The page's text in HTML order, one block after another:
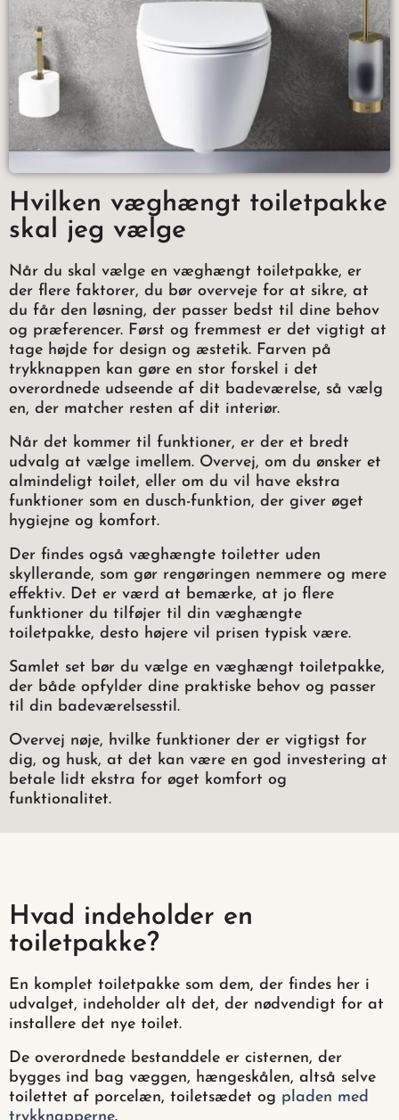
Hvilken væghængt toiletpakke
skal jeg vælge
Når du skal vælge en væghængt toiletpakke, er
der flere faktorer, du bør overveje for at sikre, at
du får den løsning, der passer bedst til dine behov
og præferencer. Først og fremmest er det vigtigt at
tage højde for design og æstetik. Farven på
trykknappen kan gøre en stor forskel i det
overordnede udseende af dit badeværelse, så vælg
en, der matcher resten af dit interiør.
Når det kommer til funktioner, er der et bredt
udvalg at vælge imellem. Overvej, om du ønsker et
almindeligt toilet, eller om du vil have ekstra
funktioner som en dusch-funktion, der giver øget
hygiejne og komfort.
Der findes også væghængte toiletter uden
skyllerande, som gør rengøringen nemmere og mere
effektiv. Det er værd at bemærke, at jo flere
funktioner du tilføjer til din væghængte
toiletpakke, desto højere vil prisen typisk være.
Samlet set bør du vælge en væghængt toiletpakke,
der både opfylder dine praktiske behov og passer
til din badeværelsesstil.
Overvej nøje, hvilke funktioner der er vigtigst for
dig, og husk, at det kan være en god investering at
betale lidt ekstra for øget komfort og
funktionalitet.
Hvad indeholder en
toiletpakke?
En komplet toiletpakke som dem, der findes her i
udvalget, indeholder alt det, der nødvendigt for at
installere det nye toilet.
De overordnede bestanddele er cisternen, der
bygges ind bag væggen, hængeskålen, altså selve
toilettet af porcelæn, toiletsædet og pladen med
trykknapperne.